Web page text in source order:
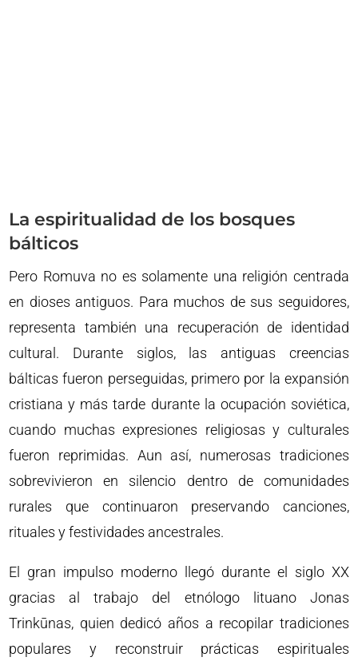
La espiritualidad de los bosques
bálticos
Pero Romuva no es solamente una religión centrada
en dioses antiguos. Para muchos de sus seguidores,
representa también una recuperación de identidad
cultural. Durante siglos, las antiguas creencias
bálticas fueron perseguidas, primero por la expansión
cristiana y más tarde durante la ocupación soviética,
cuando muchas expresiones religiosas y culturales
fueron reprimidas. Aun así, numerosas tradiciones
sobrevivieron en silencio dentro de comunidades
rurales que continuaron preservando canciones,
rituales y festividades ancestrales.
El gran impulso moderno llegó durante el siglo XX
gracias al trabajo del etnólogo lituano Jonas
Trinkūnas, quien dedicó años a recopilar tradiciones
populares y reconstruir prácticas espirituales